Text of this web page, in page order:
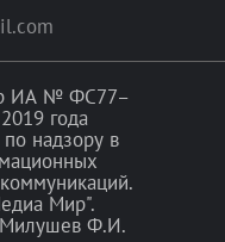
ИА № ФС77–
года
надзору в
Мир".
Милушев Ф.И.